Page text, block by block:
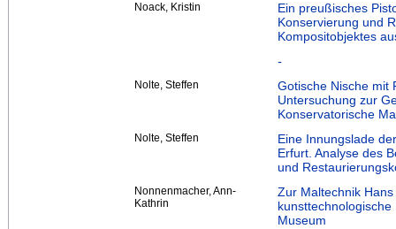
Noack, Kristin
Ein preußisches
Konservierung und
Kompositobjektes
-
Nolte, Steffen
Gotische Nische mit
Untersuchung zur
Konservatorische
Nolte, Steffen
Eine Innungslade
Erfurt. Analyse des
und
Nonnenmacher, Ann-
Kathrin
Zur Maltechnik
Museum